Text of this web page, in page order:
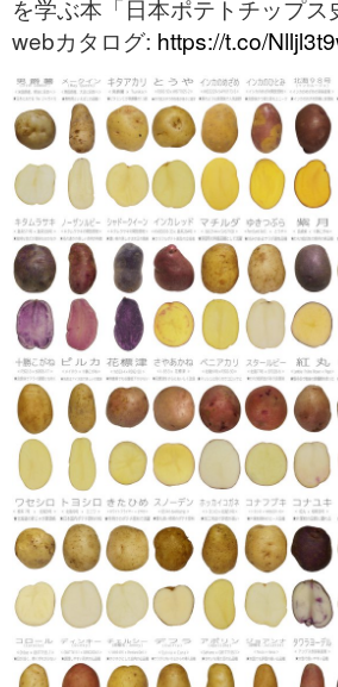
を学ぶ本「日本ポテトチップス
webカタログ: https://t.co/